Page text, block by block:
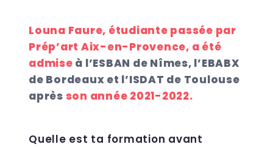
Louna Faure, étudiante passée par
Prép’art Aix-en-Provence, a été
admise à l’ESBAN de Nîmes, l’EBABX
de Bordeaux et l’ISDAT de Toulouse
après son année 2021-2022.
Quelle est ta formation avant